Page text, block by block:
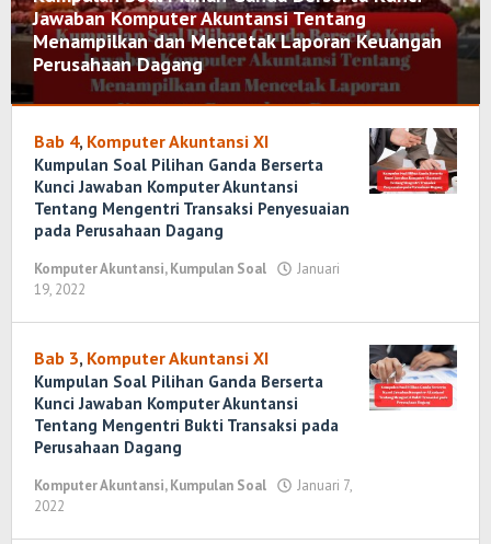
Jawaban Komputer Akuntansi Tentang
Menampilkan dan Mencetak Laporan Keuangan
Perusahaan Dagang
Akuntansi,
Kumpulan
Soal
2022
oleh
Romadhoni
Bab 4, Komputer Akuntansi XI
Kumpulan Soal Pilihan Ganda Berserta
Kunci Jawaban Komputer Akuntansi
Tentang Mengentri Transaksi Penyesuaian
pada Perusahaan Dagang
Komputer Akuntansi,Kumpulan Soal
Januari
19, 2022
Bab 3, Komputer Akuntansi XI
Kumpulan Soal Pilihan Ganda Berserta
Kunci Jawaban Komputer Akuntansi
Tentang Mengentri Bukti Transaksi pada
Perusahaan Dagang
Komputer Akuntansi,Kumpulan Soal
Januari 7,
2022